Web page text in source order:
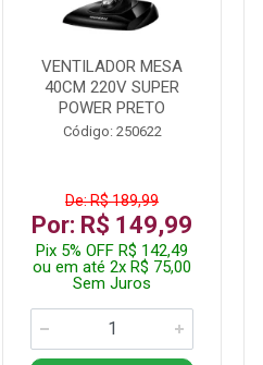
VENTILADOR MESA
40CM 220V SUPER
POWER PRETO
Código: 250622
De: R$ 189,99
Por: R$ 149,99
Pix 5% OFF R$ 142,49
ou em até 2x R$ 75,00
Sem Juros